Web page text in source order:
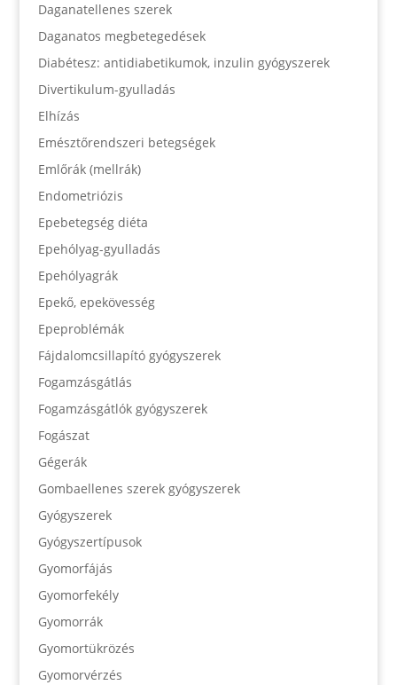
Daganatellenes szerek
Daganatos megbetegedések
Diabétesz: antidiabetikumok, inzulin gyógyszerek
Divertikulum-gyulladás
Elhízás
Emésztőrendszeri betegségek
Emlőrák (mellrák)
Endometriózis
Epebetegség diéta
Epehólyag-gyulladás
Epehólyagrák
Epekő, epekövesség
Epeproblémák
Fájdalomcsillapító gyógyszerek
Fogamzásgátlás
Fogamzásgátlók gyógyszerek
Fogászat
Gégerák
Gombaellenes szerek gyógyszerek
Gyógyszerek
Gyógyszertípusok
Gyomorfájás
Gyomorfekély
Gyomorrák
Gyomortükrözés
Gyomorvérzés